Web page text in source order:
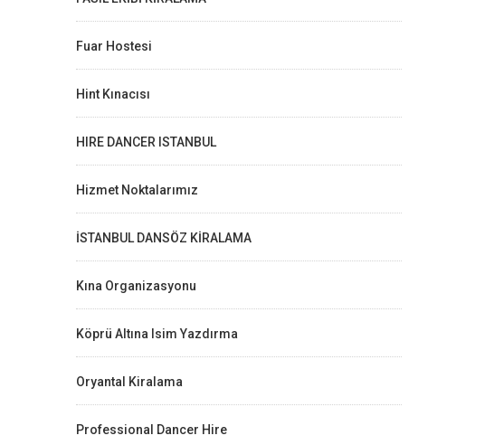
Fuar Hostesi
Hint Kınacısı
HIRE DANCER ISTANBUL
Hizmet Noktalarımız
İSTANBUL DANSÖZ KİRALAMA
Kına Organizasyonu
Köprü Altına Isim Yazdırma
Oryantal Kiralama
Professional Dancer Hire